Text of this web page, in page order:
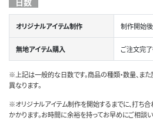
オリジナルアイテム制作 制作開始
無地アイテム購入 ご注文完
※上記は一般的な日数です。商品の種類・数量、ま
異なります。
※オリジナルアイテム制作を開始するまでに、打ち
かかります。お時間に余裕を持ってお早めにご相談い